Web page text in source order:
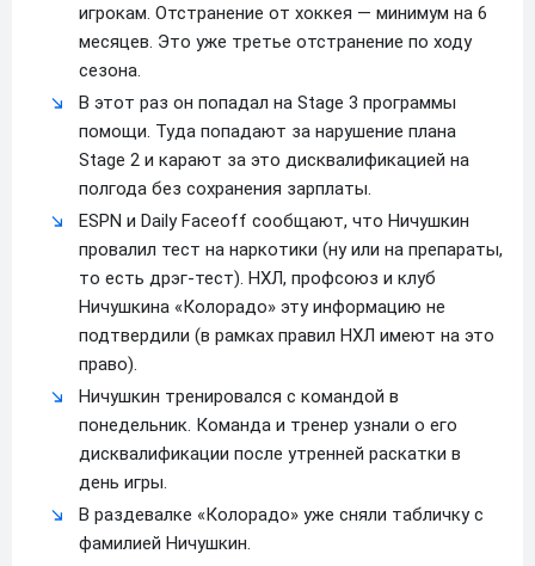
игрокам. Отстранение от хоккея — минимум на 6
месяцев. Это уже третье отстранение по ходу
сезона.
В этот раз он попадал на Stage 3 программы
помощи. Туда попадают за нарушение плана
Stage 2 и карают за это дисквалификацией на
полгода без сохранения зарплаты.
ESPN и Daily Faceoff сообщают, что Ничушкин
провалил тест на наркотики (ну или на препараты,
то есть дрэг-тест). НХЛ, профсоюз и клуб
Ничушкина «Колорадо» эту информацию не
подтвердили (в рамках правил НХЛ имеют на это
право).
Ничушкин тренировался с командой в
понедельник. Команда и тренер узнали о его
дисквалификации после утренней раскатки в
день игры.
В раздевалке «Колорадо» уже сняли табличку с
фамилией Ничушкин.